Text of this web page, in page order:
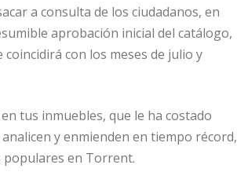
a consulta de los ciudadanos, en
aprobación inicial del catálogo,
con los meses de julio y
tus inmuebles, que le ha costado
y enmienden en tiempo récord,
populares en Torrent.